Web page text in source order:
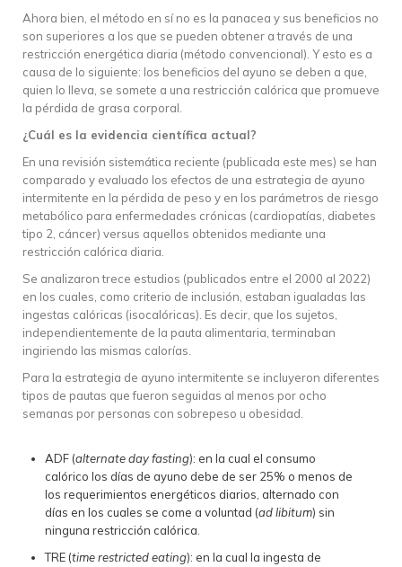
Ahora bien, el método en sí no es la panacea y sus beneficios no
son superiores a los que se pueden obtener a través de una
restricción energética diaria (método convencional). Y esto es a
causa de lo siguiente: los beneficios del ayuno se deben a que,
quien lo lleva, se somete a una restricción calórica que promueve
la pérdida de grasa corporal.
¿Cuál es la evidencia científica actual?
En una revisión sistemática reciente (publicada este mes) se han
comparado y evaluado los efectos de una estrategia de ayuno
intermitente en la pérdida de peso y en los parámetros de riesgo
metabólico para enfermedades crónicas (cardiopatías, diabetes
tipo 2, cáncer) versus aquellos obtenidos mediante una
restricción calórica diaria.
Se analizaron trece estudios (publicados entre el 2000 al 2022)
en los cuales, como criterio de inclusión, estaban igualadas las
ingestas calóricas (isocalóricas). Es decir, que los sujetos,
independientemente de la pauta alimentaria, terminaban
ingiriendo las mismas calorías.
Para la estrategia de ayuno intermitente se incluyeron diferentes
tipos de pautas que fueron seguidas al menos por ocho
semanas por personas con sobrepeso u obesidad.
ADF (alternate day fasting): en la cual el consumo
calórico los días de ayuno debe de ser 25% o menos de
los requerimientos energéticos diarios, alternado con
días en los cuales se come a voluntad (ad libitum) sin
ninguna restricción calórica.
TRE (time restricted eating): en la cual la ingesta de